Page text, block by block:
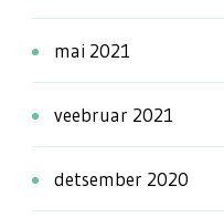
mai 2021
veebruar 2021
detsember 2020